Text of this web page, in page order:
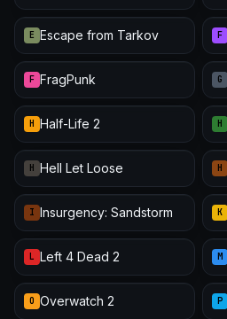
E Escape from Tarkov F
F FragPunk G
H Half-Life 2 H
H Hell Let Loose H
I Insurgency: Sandstorm K
L Left 4 Dead 2 M
O Overwatch 2 P